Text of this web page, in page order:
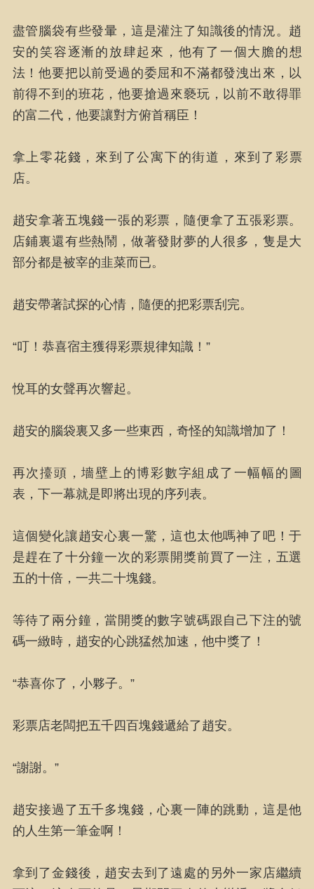
盡管腦袋有些發暈，這是灌注了知識後的情況。趙
安的笑容逐漸的放肆起來，他有了一個大膽的想
法！他要把以前受過的委屈和不滿都發洩出來，以
前得不到的班花，他要搶過來褻玩，以前不敢得罪
的富二代，他要讓對方俯首稱臣！
拿上零花錢，來到了公寓下的街道，來到了彩票
店。
趙安拿著五塊錢一張的彩票，隨便拿了五張彩票。
店鋪裏還有些熱鬧，做著發財夢的人很多，隻是大
部分都是被宰的韭菜而已。
趙安帶著試探的心情，隨便的把彩票刮完。
“叮！恭喜宿主獲得彩票規律知識！”
悅耳的女聲再次響起。
趙安的腦袋裏又多一些東西，奇怪的知識增加了！
再次擡頭，墻壁上的博彩數字組成了一幅幅的圖
表，下一幕就是即將出現的序列表。
這個變化讓趙安心裏一驚，這也太他嗎神了吧！于
是趕在了十分鐘一次的彩票開獎前買了一注，五選
五的十倍，一共二十塊錢。
等待了兩分鐘，當開獎的數字號碼跟自己下注的號
碼一緻時，趙安的心跳猛然加速，他中獎了！
“恭喜你了，小夥子。”
彩票店老闆把五千四百塊錢遞給了趙安。
“謝謝。”
趙安接過了五千多塊錢，心裏一陣的跳動，這是他
的人生第一筆金啊！
拿到了金錢後，趙安去到了遠處的另外一家店繼續